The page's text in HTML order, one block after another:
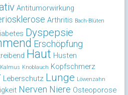
Antitumorwirkung
Arthritis Bach-Blüten
Dyspepsie
Erschöpfung
Haut Husten
Kalmus Knoblauch Kopfschmerz
Leberschutz Lunge Löwenzahn
Nerven Niere Osteoporose